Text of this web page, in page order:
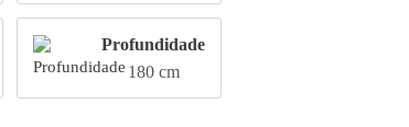
Profundidade
180 cm